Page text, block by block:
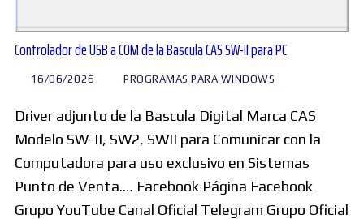
Controlador de USB a COM de la Bascula CAS SW-II para PC
16/06/2026 PROGRAMAS PARA WINDOWS
Driver adjunto de la Bascula Digital Marca CAS
Modelo SW-II, SW2, SWII para Comunicar con la
Computadora para uso exclusivo en Sistemas
Punto de Venta.… Facebook Página Facebook
Grupo YouTube Canal Oficial Telegram Grupo Oficial